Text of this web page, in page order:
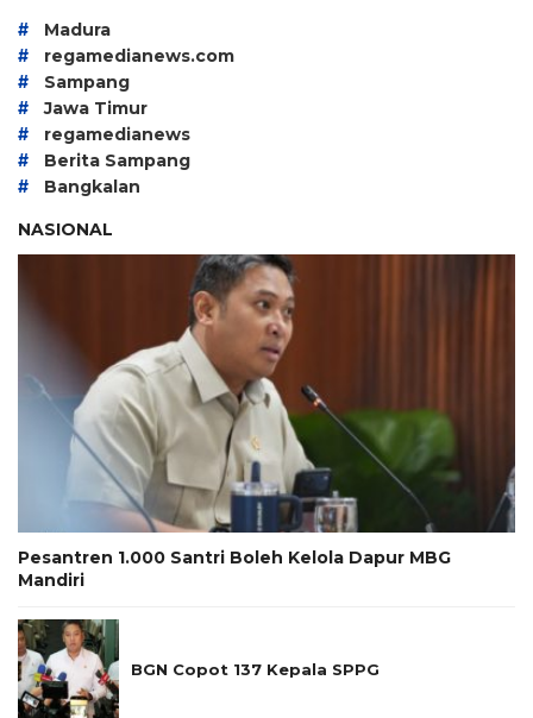
# Madura
# regamedianews.com
# Sampang
# Jawa Timur
# regamedianews
# Berita Sampang
#
Bangkalan
NASIONAL
Pesantren 1.000 Santri Boleh Kelola Dapur MBG
Mandiri
BGN Copot 137 Kepala SPPG